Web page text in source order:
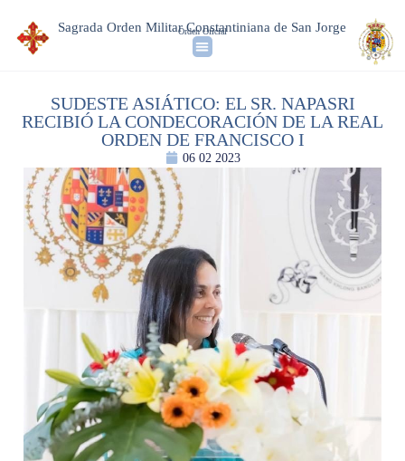
Sagrada Orden Militar Constantiniana de San Jorge
Orden Oficial
SUDESTE ASIÁTICO: EL SR. NAPASRI
RECIBIÓ LA CONDECORACIÓN DE LA REAL
ORDEN DE FRANCISCO I
06 02 2023